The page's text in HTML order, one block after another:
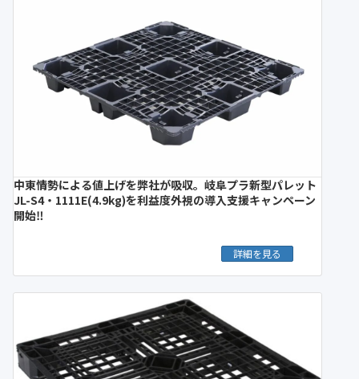
中東情勢による値上げを弊社が吸収。岐阜プラ新型パレット
JL-S4・1111E(4.9kg)を利益度外視の導入支援キャンペーン
開始‼︎
詳細を見る